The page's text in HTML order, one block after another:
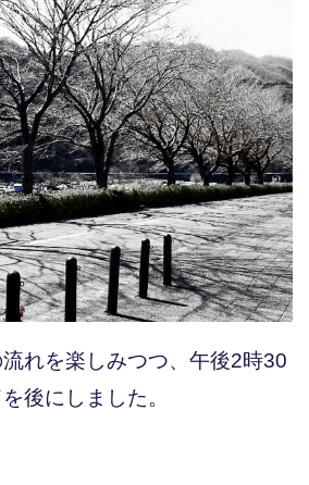
流れを楽しみつつ、午後2時30
後にしました。